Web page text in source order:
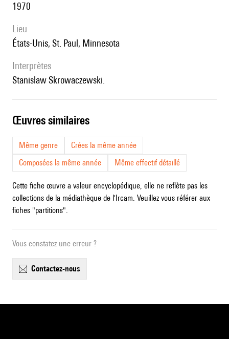
1970
lieu
États-Unis, St. Paul, Minnesota
interprètes
Stanislaw Skrowaczewski.
œuvres similaires
Même genre
Crées la même année
Composées la même année
Même effectif détaillé
Cette fiche œuvre a valeur encyclopédique, elle ne reflète pas les
collections de la médiathèque de l'Ircam. Veuillez vous référer aux
fiches "partitions".
Vous constatez une erreur ?
contactez-nous